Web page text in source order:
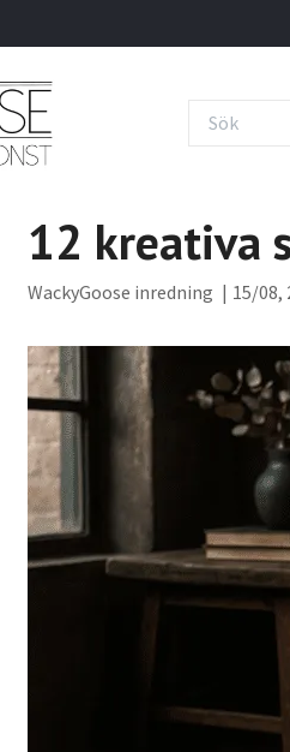
12 kreativa
WackyGoose inredning | 15/08,